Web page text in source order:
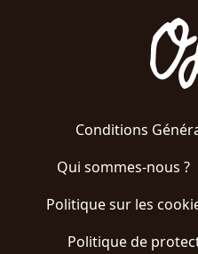
Conditions
Qui sommes-nous ?
Politique sur les
Politique de